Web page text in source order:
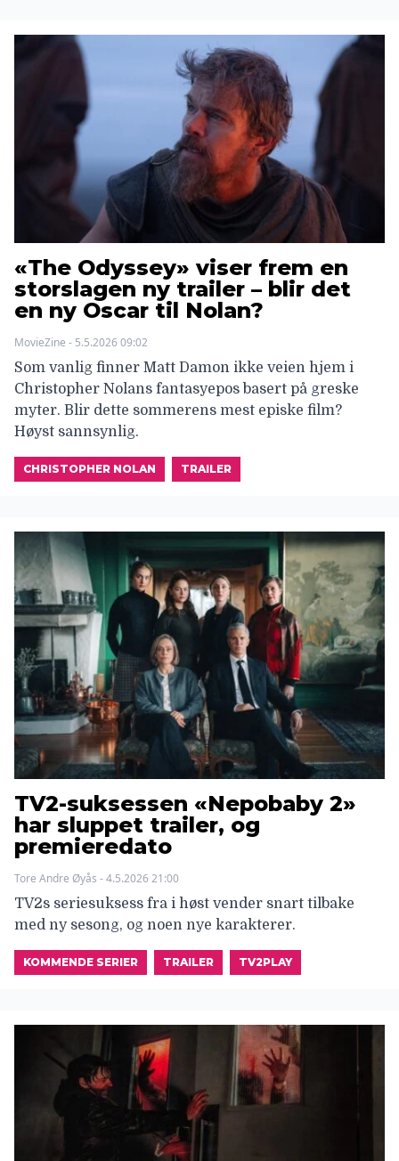
«The Odyssey» viser frem en
storslagen ny trailer – blir det
en ny Oscar til Nolan?
MovieZine - 5.5.2026 09:02
Som vanlig finner Matt Damon ikke veien hjem i
Christopher Nolans fantasyepos basert på greske
myter. Blir dette sommerens mest episke film?
Høyst sannsynlig.
CHRISTOPHER NOLAN TRAILER
TV2-suksessen «Nepobaby 2»
har sluppet trailer, og
premieredato
Tore Andre Øyås - 4.5.2026 21:00
TV2s seriesuksess fra i høst vender snart tilbake
med ny sesong, og noen nye karakterer.
KOMMENDE SERIER TRAILER TV2PLAY